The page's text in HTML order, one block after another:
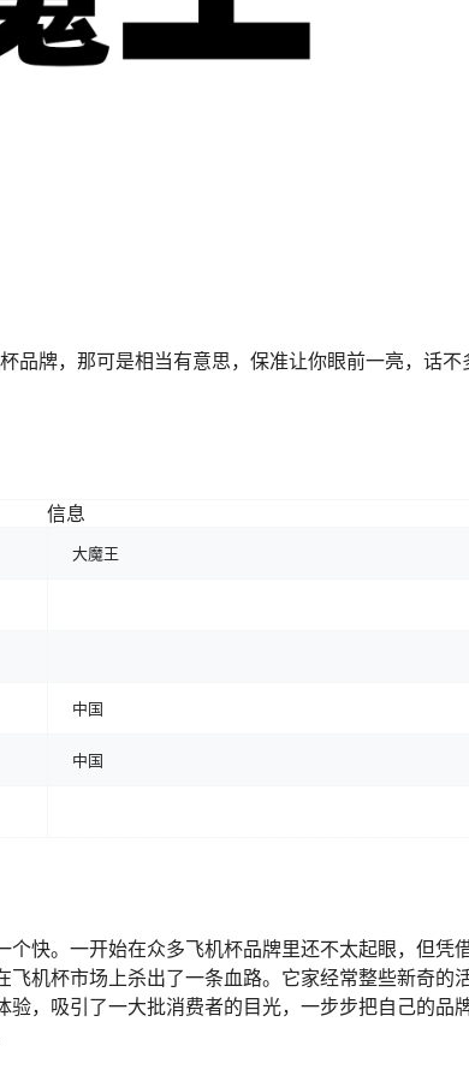
品牌，那可是相当有意思，保准让你眼前一亮，话不
信息
大魔王
中国
中国
快。一开始在众多飞机杯品牌里还不太起眼，但凭
机杯市场上杀出了一条血路。它家经常整些新奇的
，吸引了一大批消费者的目光，一步步把自己的品